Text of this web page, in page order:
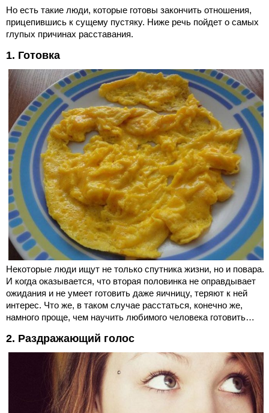
Но есть такие люди, которые готовы закончить отношения,
прицепившись к сущему пустяку. Ниже речь пойдет о самых
глупых причинах расставания.
1. Готовка
Некоторые люди ищут не только спутника жизни, но и повара.
И когда оказывается, что вторая половинка не оправдывает
ожидания и не умеет готовить даже яичницу, теряют к ней
интерес. Что же, в таком случае расстаться, конечно же,
намного проще, чем научить любимого человека готовить…
2. Раздражающий голос